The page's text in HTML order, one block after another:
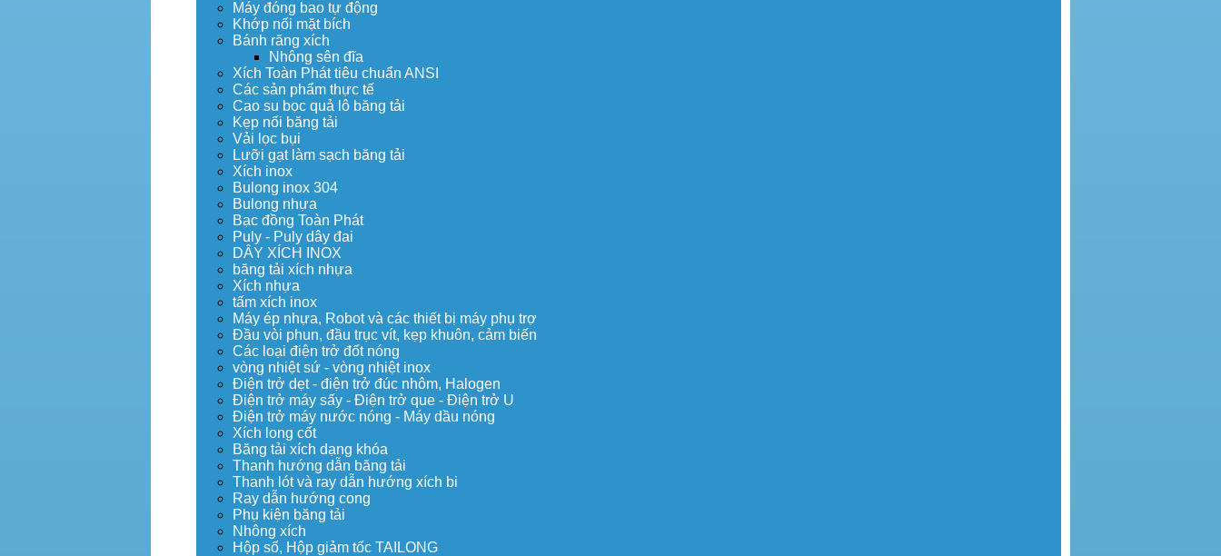
Máy đóng bao tự động
Khớp nối mặt bích
Bánh răng xích
Nhông sên đĩa
Xích Toàn Phát tiêu chuẩn ANSI
Các sản phẩm thực tế
Cao su bọc quả lô băng tải
Kẹp nối băng tải
Vải lọc bụi
Lưỡi gạt làm sạch băng tải
Xích inox
Bulong inox 304
Bulong nhựa
Bạc đồng Toàn Phát
Puly - Puly dây đai
DÂY XÍCH INOX
băng tải xích nhựa
Xích nhựa
tấm xích inox
Máy ép nhựa, Robot và các thiết bị máy phụ trợ
Đầu vòi phun, đầu trục vít, kẹp khuôn, cảm biến
Các loại điện trở đốt nóng
vòng nhiệt sứ - vòng nhiệt inox
Điện trở dẹt - điện trở đúc nhôm, Halogen
Điện trở máy sấy - Điện trở que - Điện trở U
Điện trở máy nước nóng - Máy dầu nóng
Xích long cốt
Băng tải xích dạng khóa
Thanh hướng dẫn băng tải
Thanh lót và ray dẫn hướng xích bi
Ray dẫn hướng cong
Phụ kiện băng tải
Nhông xích
Hộp số, Hộp giảm tốc TAILONG